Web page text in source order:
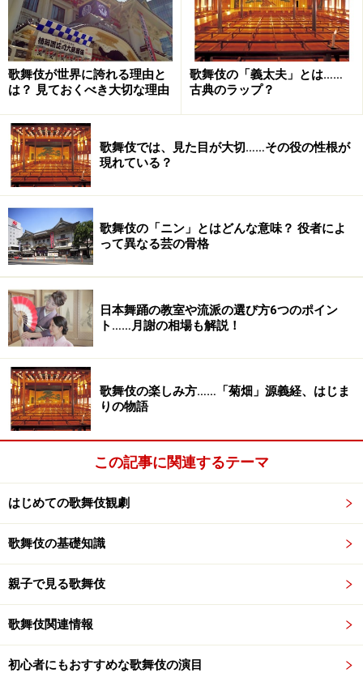
大切なポイントは
確かに、型には落とし穴はあるでしょう。それは型をな
ぞれば、それなりに芝居に見えてしまうということで
す。「型」は先人たちが工夫に工夫を重ねて、その役の
性格や心根(歌舞伎では総称して“性根”と呼んでいます)を
どのように表現し、演じるかを追求してきたもので、
「型」と呼ばれるところまで昇華してきたのだから当然
とも言えます。
ですから、もし演じる役者がそこで踏みとどまってしま
ったなら、確かに「型」は歌舞伎を硬直させ、いずれ身
動きの取れないものにしてしまうかもしれません。
けれど、それは表面だけを捉えた批判でしかありませ
ん。舞台を見ていれば一目瞭然です。優れた役者が演じ
る舞台では、同じ「型」でも芝居の発するエネルギーが
まったく違います。同じことをしていても大きな感動が
あり、新しい発見に満ちたスリリングな体験が生み出さ
れます。「型」を生かすも殺すも役者次第なのです。
型が生き生きとする瞬間
狐忠信
歌舞伎が世界に誇れる理由と
は？ 見ておくべき大切な理由
歌舞伎の「義太夫」とは……
古典のラップ？
歌舞伎では、見た目が大切……その役の性根が
現れている？
歌舞伎の「ニン」とはどんな意味？ 役者によ
って異なる芸の骨格
日本舞踊の教室や流派の選び方6つのポイン
ト……月謝の相場も解説！
歌舞伎の楽しみ方……「菊畑」源義経、はじま
りの物語
この記事に関連するテーマ
はじめての歌舞伎観劇
歌舞伎の基礎知識
親子で見る歌舞伎
歌舞伎関連情報
初心者にもおすすめな歌舞伎の演目